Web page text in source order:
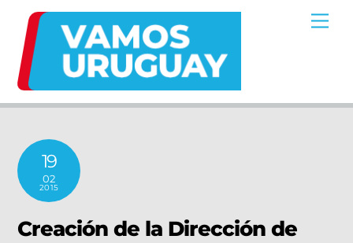
content
19
02
2015
Creación de la Dirección de